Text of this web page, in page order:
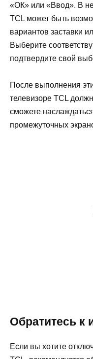
«ОК» или «Ввод». В
TCL может быть
вариантов заставки
Выберите
подтвердите свой
После выполнения
телевизоре TCL
сможете
промежуточных
Обратитесь к
Если вы хотите